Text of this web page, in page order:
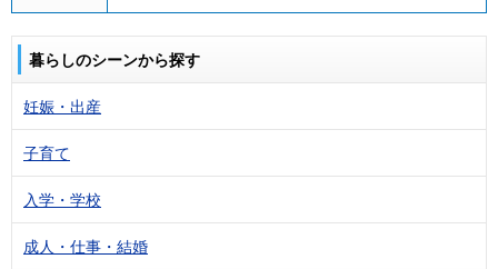
暮らしのシーンから探す
妊娠・出産
子育て
入学・学校
成人・仕事・結婚